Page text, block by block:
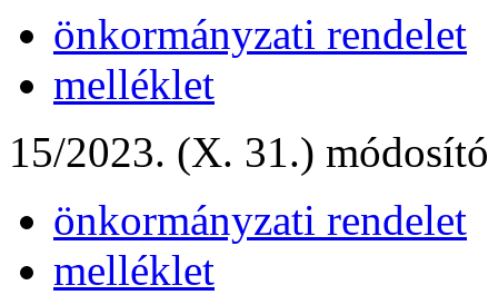
önkormányzati rendelet
melléklet
15/2023. (X. 31.) módosító
önkormányzati rendelet
melléklet